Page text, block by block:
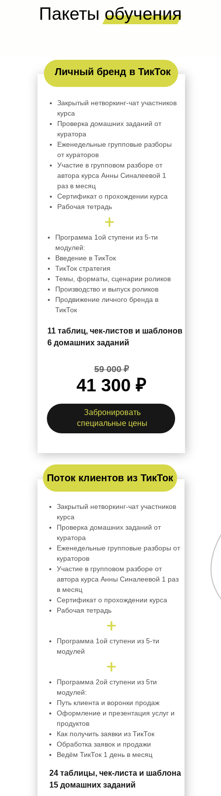
Пакеты обучения
Личный бренд в ТикТок
Закрытый нетворкинг-чат участников
курса
Проверка домашних заданий от
куратора
Еженедельные групповые разборы
от кураторов
Участие в групповом разборе от
автора курса Анны Синалеевой 1
раз в месяц
Сертификат о прохождении курса
Рабочая тетрадь
Программа 1ой ступени из 5-ти
модулей:
Введение в ТикТок
ТикТок стратегия
Темы, форматы, сценарии роликов
Производство и выпуск роликов
Продвижение личного бренда в
ТикТок
11 таблиц, чек-листов и шаблонов
6 домашних заданий
Забронировать
специальные цены
41 300 ₽
59 000 ₽
Поток клиентов из ТикТок
Закрытый нетворкинг-чат участников
курса
Проверка домашних заданий от
куратора
Еженедельные групповые разборы от
кураторов
Участие в групповом разборе от
автора курса Анны Синалеевой 1 раз
в месяц
Сертификат о прохождении курса
Рабочая тетрадь
Программа 2ой ступени из 5ти
модулей:
Путь клиента и воронки продаж
Оформление и презентация услуг и
продуктов
Как получить заявки из ТикТок
Обработка заявок и продажи
Ведём ТикТок 1 день в месяц
Программа 1ой ступени из 5-ти
модулей
24 таблицы, чек-листа и шаблона
15 домашних заданий